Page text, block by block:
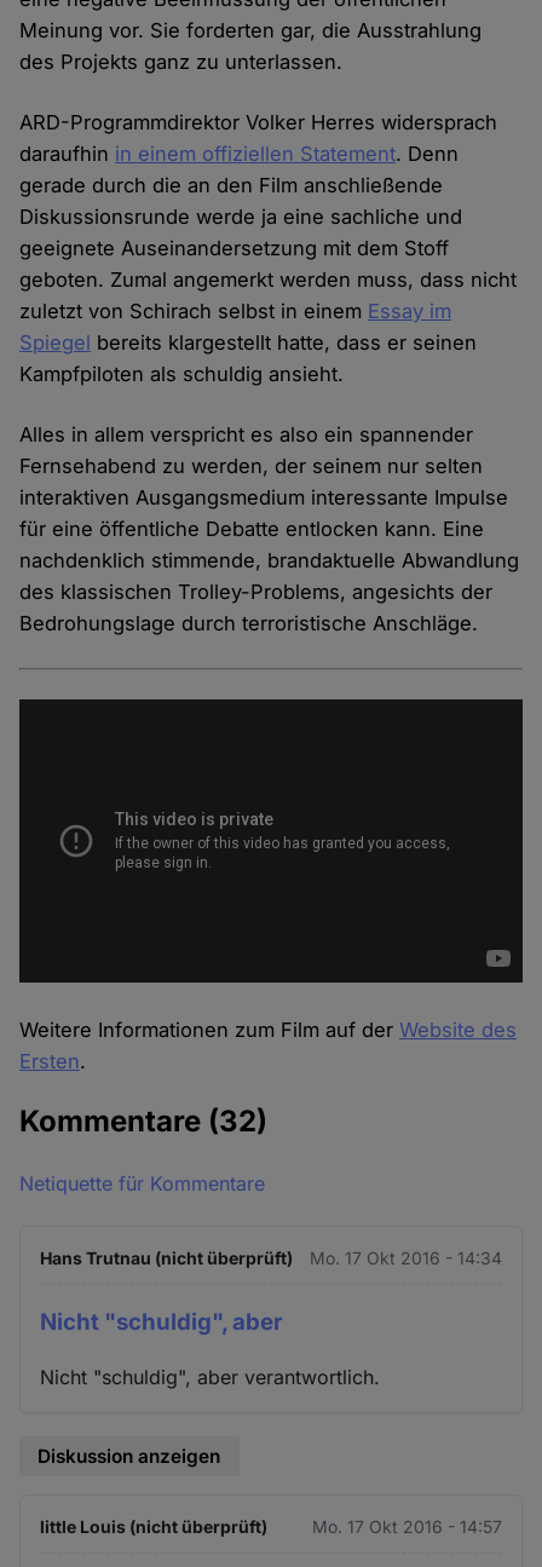
Meinung vor. Sie forderten gar, die Ausstrahlung
des Projekts ganz zu unterlassen.
ARD-Programmdirektor Volker Herres widersprach
daraufhin in einem offiziellen Statement. Denn
gerade durch die an den Film anschließende
Diskussionsrunde werde ja eine sachliche und
geeignete Auseinandersetzung mit dem Stoff
geboten. Zumal angemerkt werden muss, dass nicht
zuletzt von Schirach selbst in einem Essay im
Spiegel bereits klargestellt hatte, dass er seinen
Kampfpiloten als schuldig ansieht.
Alles in allem verspricht es also ein spannender
Fernsehabend zu werden, der seinem nur selten
interaktiven Ausgangsmedium interessante Impulse
für eine öffentliche Debatte entlocken kann. Eine
nachdenklich stimmende, brandaktuelle Abwandlung
des klassischen Trolley-Problems, angesichts der
Bedrohungslage durch terroristische Anschläge.
Weitere Informationen zum Film auf derWebsite des
Ersten.
Kommentare (32)
Netiquette für Kommentare
Hans Trutnau (nicht überprüft) Mo. 17 Okt 2016 - 14:34
Nicht "schuldig", aber
Nicht "schuldig", aber verantwortlich.
Diskussion anzeigen
little Louis (nicht überprüft) Mo. 17 Okt 2016 - 14:57